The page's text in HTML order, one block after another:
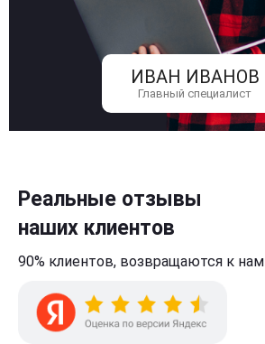
ИВАН ИВАНОВ
Главный специалист
Реальные отзывы
наших клиентов
90% клиентов, возвращаются к нам